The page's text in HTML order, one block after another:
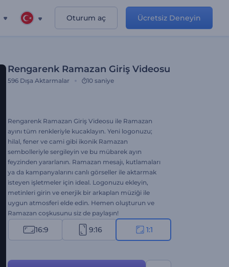
Oturum aç Ücretsiz Deneyin
Rengarenk Ramazan Giriş Videosu
596 Dışa Aktarmalar 10 saniye
Rengarenk Ramazan Giriş Videosu ile Ramazan
ayını tüm renkleriyle kucaklayın. Yeni logonuzu;
hilal, fener ve cami gibi ikonik Ramazan
sembolleriyle sergileyin ve bu mübarek ayın
feyzinden yararlanın. Ramazan mesajı, kutlamaları
ya da kampanyalarını canlı görseller ile aktarmak
isteyen işletmeler için ideal. Logonuzu ekleyin,
metinleri girin ve enerjik bir arkaplan müziği ile
uygun atmosferi elde edin. Hemen oluşturun ve
Ramazan coşkusunu siz de paylaşın!
16:9 9:16 1:1